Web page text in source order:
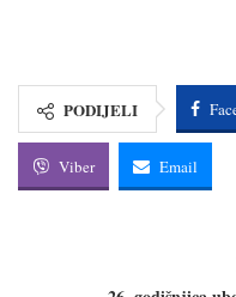
PODIJELI
Viber Email